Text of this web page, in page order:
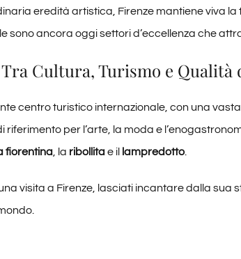
eredità artistica, Firenze mantiene viva la
sono ancora oggi settori d’eccellenza che
Cultura, Turismo e Qualità
centro turistico internazionale, con una
riferimento per l’arte, la moda e
fiorentina, la ribollitae il lampredotto.
visita a Firenze, lasciati incantare dalla sua